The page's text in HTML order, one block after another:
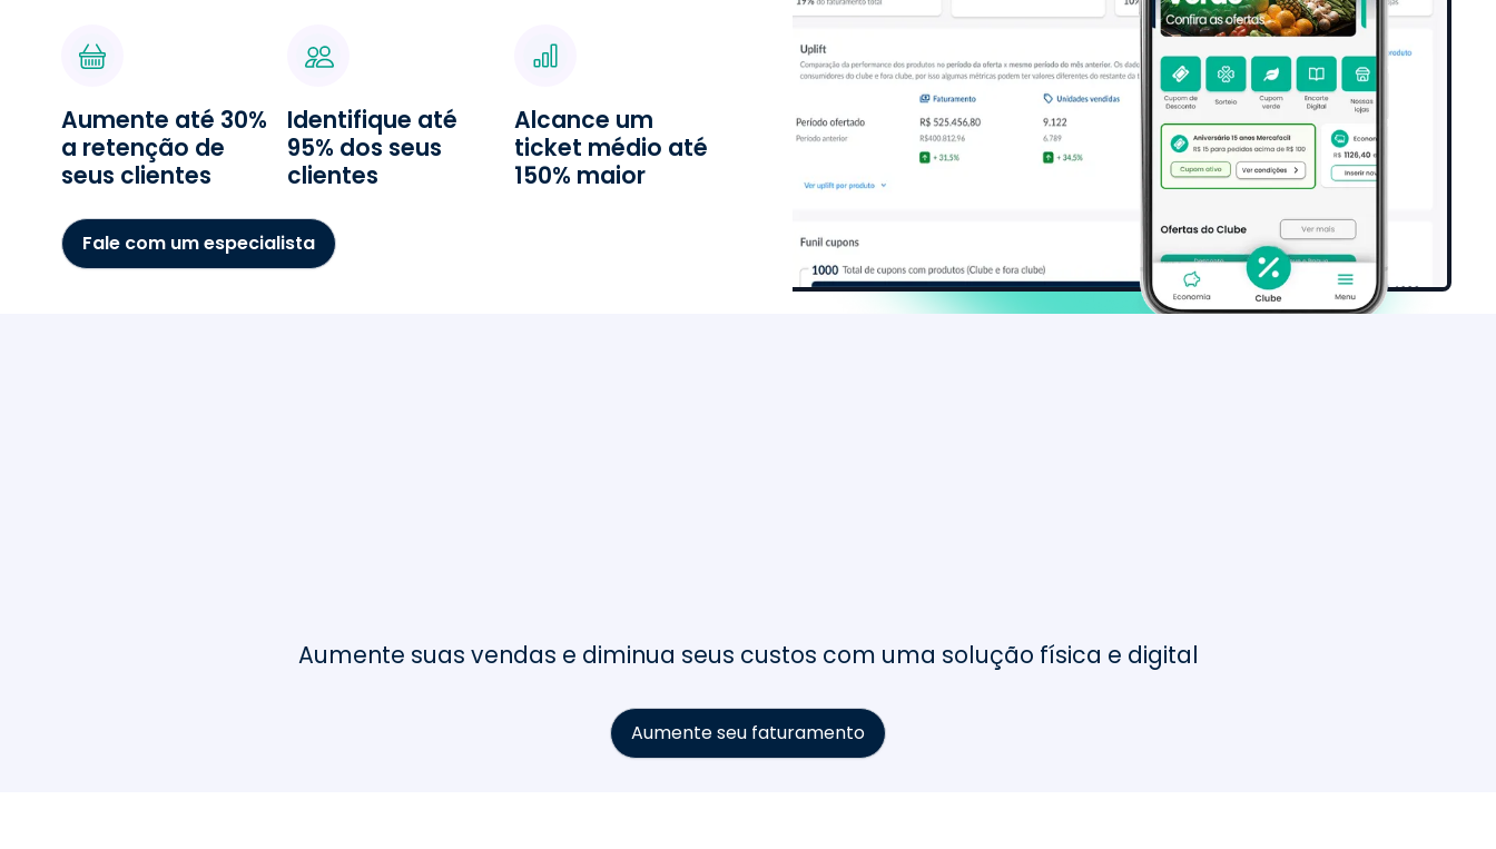
Aumente até 30%
a retenção de
seus clientes
Identifique até
95% dos seus
clientes
Alcance um
ticket médio até
150% maior
Fale com um especialista
Aumente suas vendas e diminua seus custos com uma solução física e digital
Aumente seu faturamento